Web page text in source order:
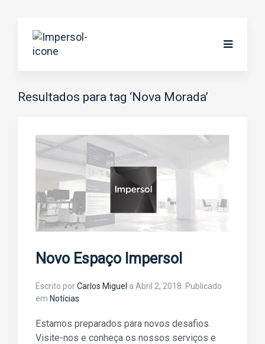
Resultados para tag ‘Nova Morada’
Novo Espaço Impersol
Escrito porCarlos Miguel a Abril 2, 2018 . Publicado
em Notícias
Estamos preparados para novos desafios.
Visite-nos e conheça os nossos serviços e